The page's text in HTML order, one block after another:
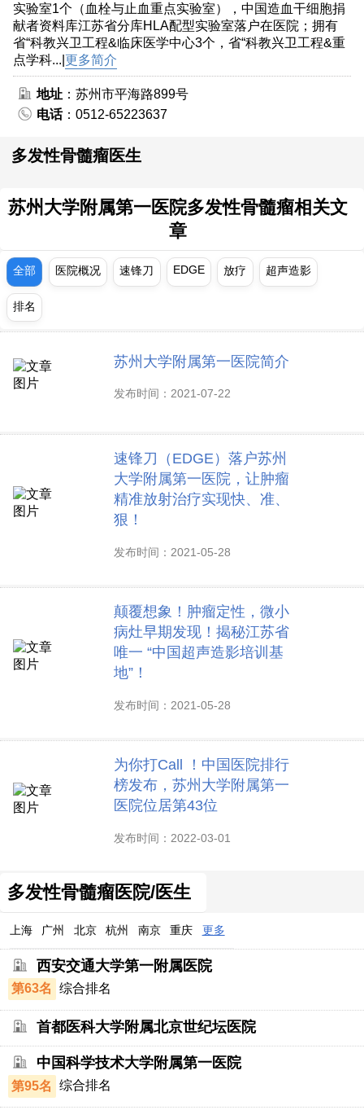
实验室1个（血栓与止血重点实验室），中国造血干细胞捐
献者资料库江苏省分库HLA配型实验室落户在医院；拥有
省“科教兴卫工程&临床医学中心3个，省“科教兴卫工程&重
点学科...| 更多简介
地址：苏州市平海路899号
电话：0512-65223637
多发性骨髓瘤医生
苏州大学附属第一医院多发性骨髓瘤相关文
章
全部 医院概况 速锋刀 EDGE 放疗 超声造影
排名
苏州大学附属第一医院简介
发布时间：2021-07-22
速锋刀（EDGE）落户苏州
大学附属第一医院，让肿瘤
精准放射治疗实现快、准、
狠！
发布时间：2021-05-28
颠覆想象！肿瘤定性，微小
病灶早期发现！揭秘江苏省
唯一 “中国超声造影培训基
地”！
发布时间：2021-05-28
为你打Call ！中国医院排行
榜发布，苏州大学附属第一
医院位居第43位
发布时间：2022-03-01
多发性骨髓瘤医院/医生
上海 广州 北京 杭州 南京 重庆 更多
西安交通大学第一附属医院
第63名 综合排名
首都医科大学附属北京世纪坛医院
中国科学技术大学附属第一医院
第95名 综合排名